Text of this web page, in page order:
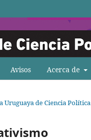
Avisos Acerca de
Uruguaya de Ciencia Política